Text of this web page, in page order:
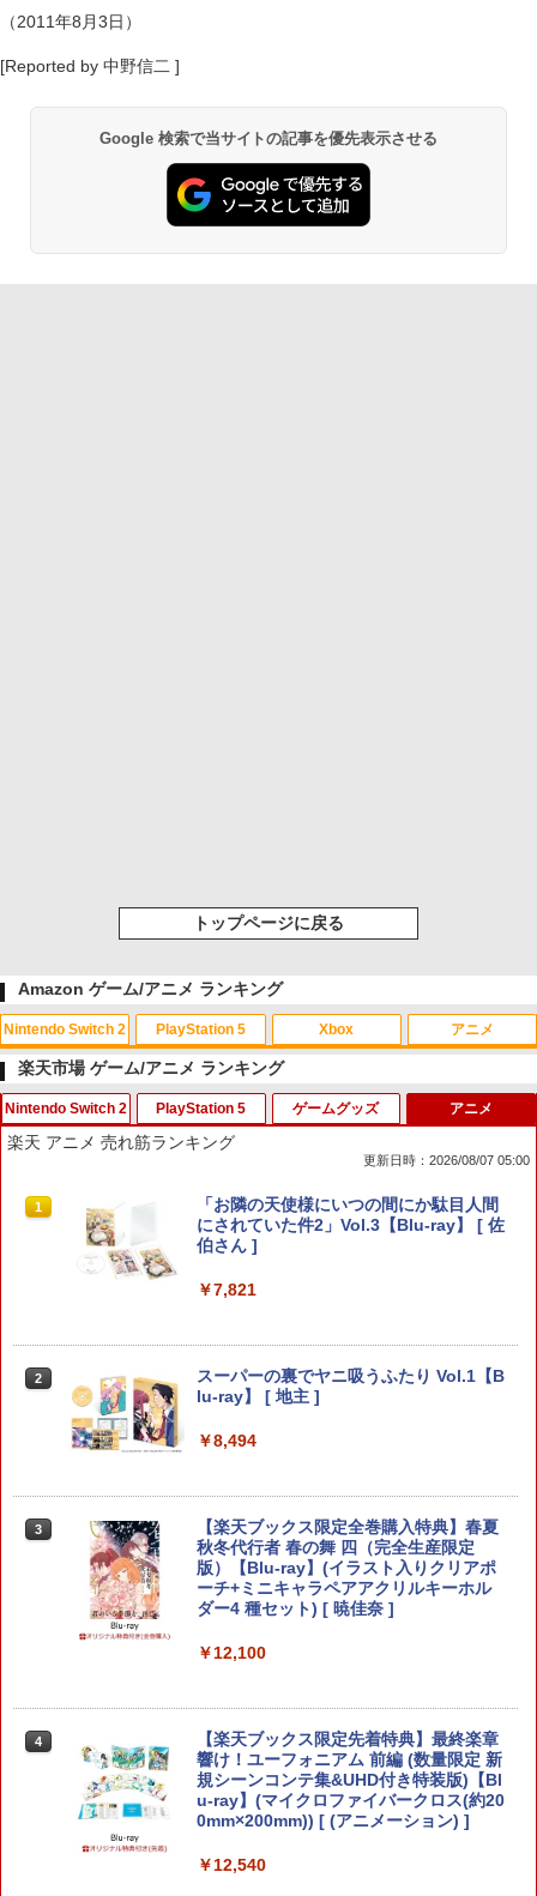
（2011年8月3日）
[Reported by 中野信二 ]
Google 検索で当サイトの記事を優先表示させる
トップページに戻る
Amazon ゲーム/アニメ ランキング
Nintendo Switch 2
1
スプラトゥーン レイダース|オンライン
コード版
スプラトゥーン レイダース -Switch2
ニンテンドープリペイド番号 9000円|オ
ンラインコード版
ニンテンドープリペイド番号 5000円|オ
ンラインコード版
PlayStation 5
1
PlayStation 5 デジタル・エディション
日本語専用 Console Language: Japan
ese only (CFI-2200B01)
￥55,000
Beast of Reincarnation -PS5 【特典】
￥11,849
【純正品】DualSense ワイヤレスコン
ZCT2J01)
【純正品】DualSense ワイヤレスコン
トローラー(CFI-ZCT2J)
￥10,737
Xbox
1
【純正品】Xbox ワイヤレス コントロー
ラー + USB-C® ケーブル
ルコード 【旧 Xbox ギフトカード】 [オ
【純正品】Xbox ワイヤレス コントロー
￥7,681
【純正品】Xbox 充電式バッテリー + US
B-C ケーブル
￥2,618
【純正品】Xbox ワイヤレス コントロー
ラー (カーボンブラック)
￥8,020
アニメ
1
【Amazon.co.jp限定】劇場版モノノ怪
第三章 蛇神 (Amazon.co.jp限定オリジ
ナル三方背収納ケース付きコレクション)
カー特典:【坤と離】二振りの剣、十翼よ
り来たる！スタジオ描き下ろしイラスト
ボード付) [Blu-ray]
￥10,780
2
劇場版「鬼滅の刃」無限城編 第一章 猗
窩座再来 通常版 [Blu-ray]
￥3,964
劇場版「鬼滅の刃」無限城編 第一章 猗
窩座再来 通常版 [DVD]
￥3,523
窩座再来 完全生産限定版 [Blu-ray]
￥8,698
楽天市場 ゲーム/アニメ ランキング
Nintendo Switch 2
1
PlayVital 新型Switch2対応 親指グリッ
プキャップ 4個セット ジョイコン対応シ
リコン素材 快適フィット スイッチ2対応
【当店独自で＋P10倍★要エントリー】
収納バッグ for Nintendo Swich 2(ニン
6)
￥6,980
ch2】 POT-P-AAF6C
ダービースタリオン2 【Switch2】 POT-
P-AB73A
￥8,582
PlayStation 5 ゲームグッズ
1
【中古】四女神オンライン CYBER DIM
ENSION NEPTUNE - PS4
2 【中古】おいでよ どうぶつの森
3
【中古】アイドルマスター アニメ& G4
U!パック VOL.4
￥426
￥531
【中古】アルティメット ヒッツ ドラッ
アニメ
楽天 アニメ 売れ筋ランキング
更新日時：2026/08/07 05:00
1
「お隣の天使様にいつの間にか駄目人間
にされていた件2」Vol.3【Blu-ray】 [ 佐
伯さん ]
￥7,821
2
スーパーの裏でヤニ吸うふたり Vol.1【B
lu-ray】 [ 地主 ]
￥8,494
3
【楽天ブックス限定全巻購入特典】春夏
秋冬代行者 春の舞 四（完全生産限定
版）【Blu-ray】(イラスト入りクリアポ
ーチ+ミニキャラペアアクリルキーホル
ダー4 種セット) [ 暁佳奈 ]
￥12,100
4
【楽天ブックス限定先着特典】最終楽章
響け！ユーフォニアム 前編 (数量限定 新
規シーンコンテ集&UHD付き特装版)【Bl
u-ray】(マイクロファイバークロス(約20
0mm×200mm)) [ (アニメーション) ]
￥12,540